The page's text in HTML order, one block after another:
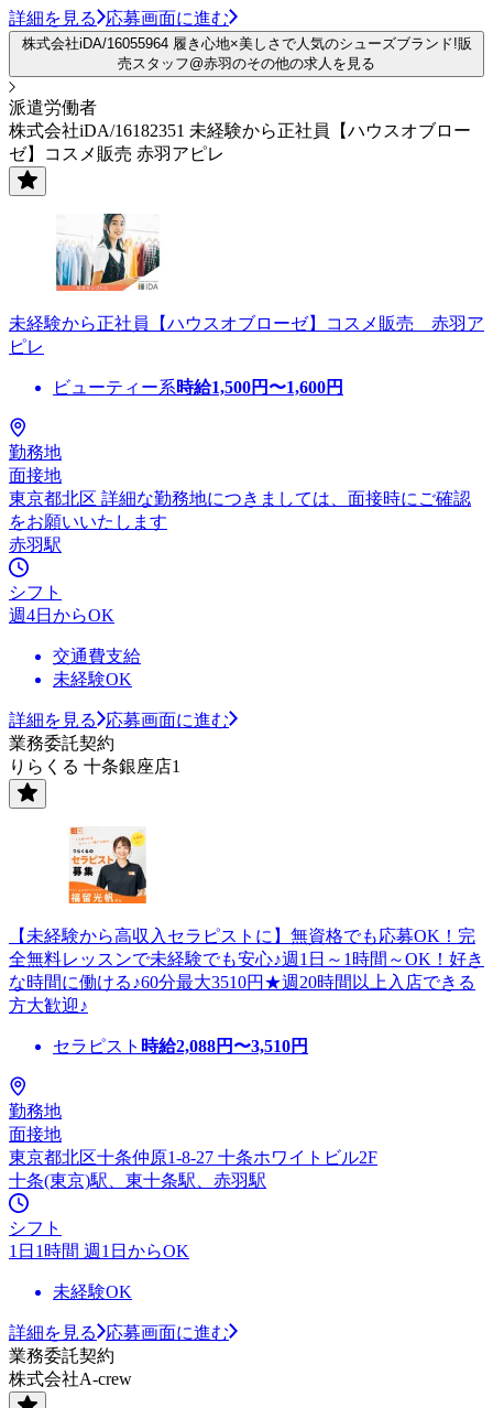
詳細を見る 応募画面に進む
株式会社iDA/16055964 履き心地×美しさで人気のシューズブランド!販
売スタッフ@赤羽のその他の求人を見る
派遣労働者
株式会社iDA/16182351 未経験から正社員【ハウスオブロー
ゼ】コスメ販売 赤羽アピレ
未経験から正社員【ハウスオブローゼ】コスメ販売 赤羽ア
ピレ
ビューティー系時給1,500円〜1,600円
勤務地
面接地
東京都北区 詳細な勤務地につきましては、面接時にご確認
をお願いいたします
赤羽駅
シフト
週4日からOK
交通費支給
未経験OK
詳細を見る
応募画面に進む
業務委託契約
りらくる 十条銀座店1
【未経験から高収入セラピストに】無資格でも応募OK！完
全無料レッスンで未経験でも安心♪週1日～1時間～OK！好き
な時間に働ける♪60分最大3510円★週20時間以上入店できる
方大歓迎♪
セラピスト 時給2,088円〜3,510円
勤務地
面接地
東京都北区十条仲原1-8-27 十条ホワイトビル2F
十条(東京)駅、東十条駅、赤羽駅
シフト
1日1時間 週1日からOK
未経験OK
詳細を見る
応募画面に進む
業務委託契約
株式会社A-crew